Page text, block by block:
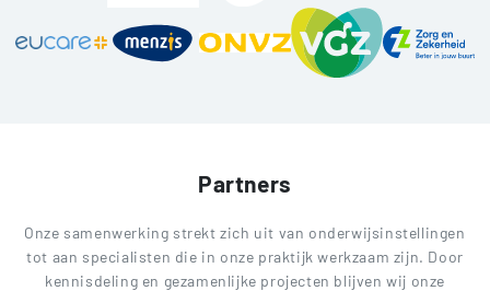
Partners
Onze samenwerking strekt zich uit van onderwijsinstellingen
tot aan specialisten die in onze praktijk werkzaam zijn. Door
kennisdeling en gezamenlijke projecten blijven wij onze